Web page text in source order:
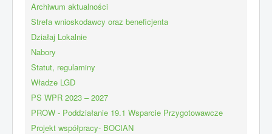
Archiwum aktualności
Strefa wnioskodawcy oraz beneficjenta
Działaj Lokalnie
Nabory
Statut, regulaminy
Władze LGD
PS WPR 2023 – 2027
PROW - Poddziałanie 19.1 Wsparcie Przygotowawcze
Projekt współpracy- BOCIAN